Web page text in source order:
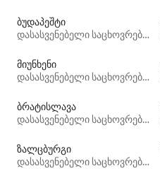
ბუდაპეშტი
დასასვენებელი საცხოვრებლები
მიუნხენი
დასასვენებელი საცხოვრებლები
ბრატისლავა
დასასვენებელი საცხოვრებლები
ზალცბურგი
დასასვენებელი საცხოვრებლები